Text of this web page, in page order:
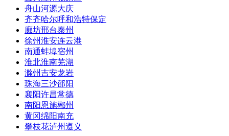
舟山河源大庆
齐齐哈尔呼和浩特保定
廊坊邢台泰州
徐州淮安连云港
南通蚌埠宿州
淮北淮南芜湖
滁州吉安龙岩
珠海三沙邵阳
襄阳许昌常德
南阳恩施郴州
黄冈绵阳南充
攀枝花泸州遵义